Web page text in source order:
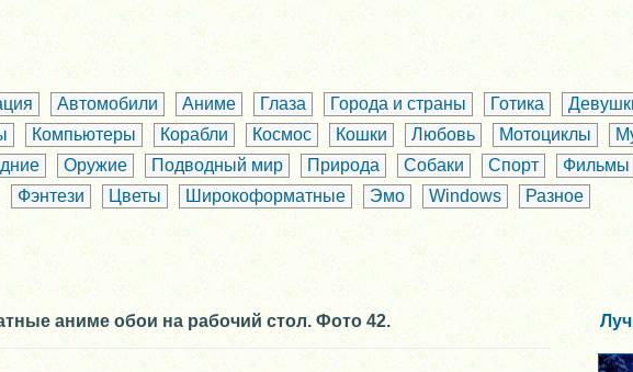
Автомобили Аниме Глаза Города и страны Готика
Компьютеры Корабли Космос Кошки Любовь Мотоциклы
Оружие Подводный мир Природа Собаки Спорт Фильмы
Фэнтези
Цветы Широкоформатные Эмо Windows Разное
аниме обои на рабочий стол. Фото 42.